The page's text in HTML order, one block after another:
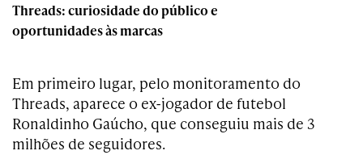
Threads: curiosidade do público e
oportunidades às marcas
Em primeiro lugar, pelo monitoramento do
Threads, aparece o ex-jogador de futebol
Ronaldinho Gaúcho, que conseguiu mais de 3
milhões de seguidores.